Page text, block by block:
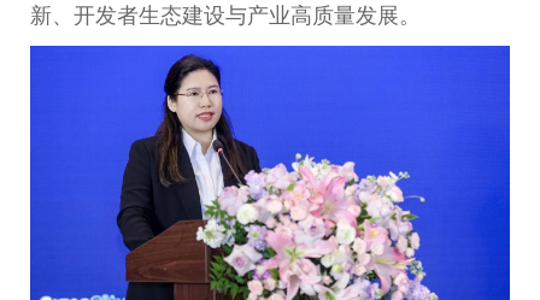
新、开发者生态建设与产业高质量发展。